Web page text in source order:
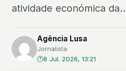
atividade económica
Agência Lusa
Jornalista
8 Jul. 2026, 13:21